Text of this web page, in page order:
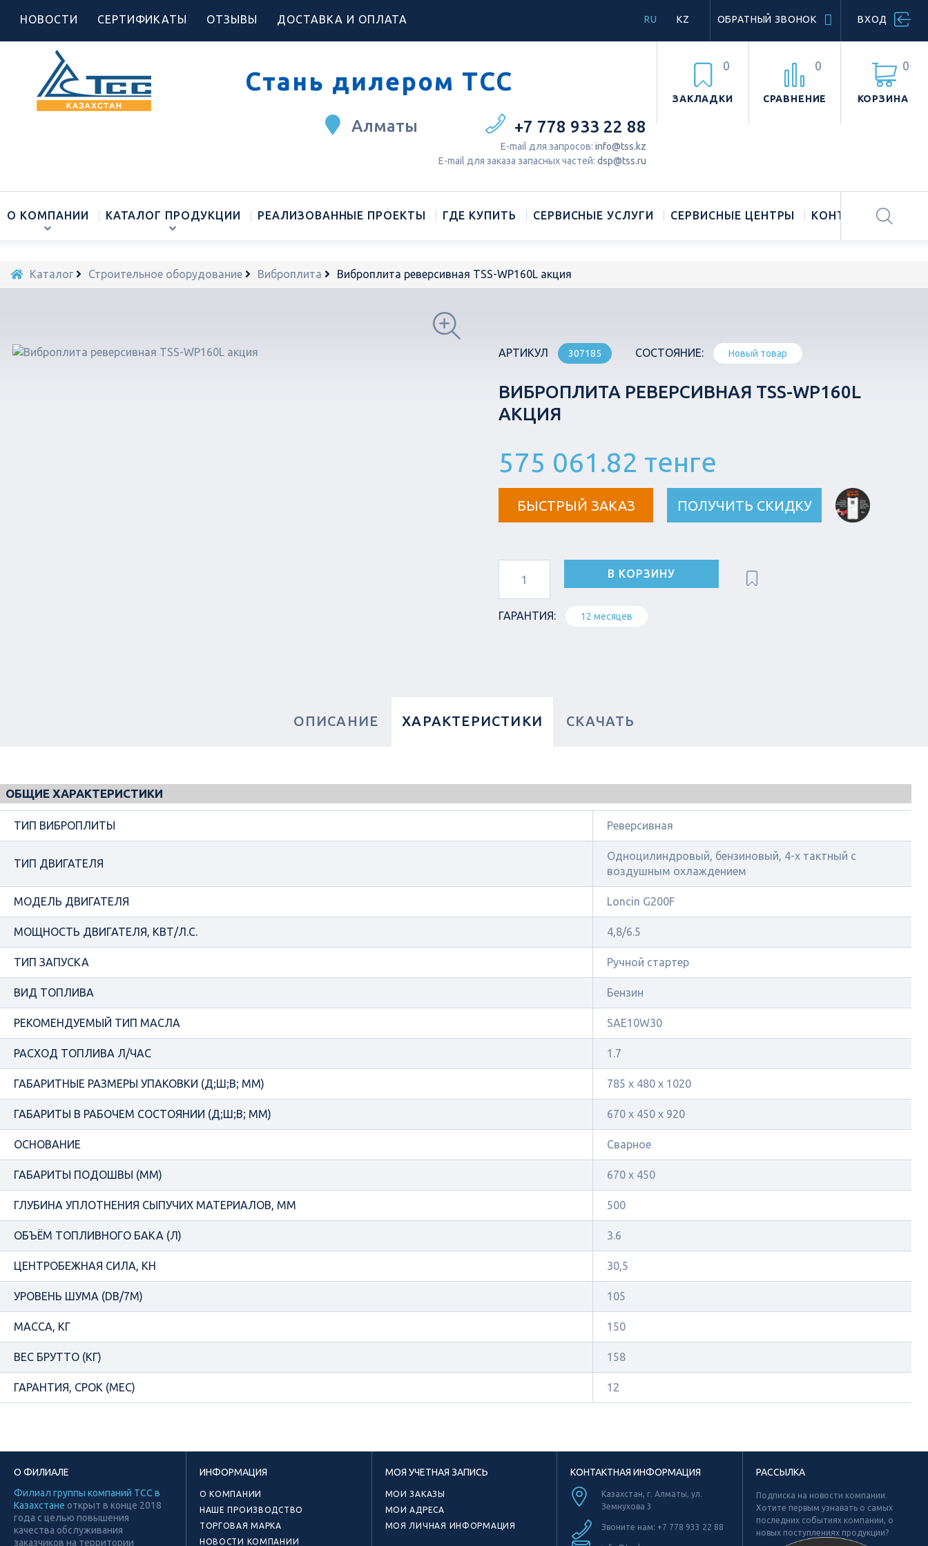
НОВОСТИ СЕРТИФИКАТЫ ОТЗЫВЫ ДОСТАВКА И ОПЛАТА ВХОД
ОБРАТНЫЙ ЗВОНОК
RU KZ
Стань дилером ТСС
КОРЗИНА
0
ЗАКЛАДКИ
0
СРАВНЕНИЕ
0
+7 778 933 22 88
Е-mail для запросов: info@tss.kz
Е-mail для заказа запасных частей: dsp@tss.ru
Алматы
О КОМПАНИИ КАТАЛОГ ПРОДУКЦИИ РЕАЛИЗОВАННЫЕ ПРОЕКТЫ ГДЕ КУПИТЬ СЕРВИСНЫЕ УСЛУГИ СЕРВИСНЫЕ ЦЕНТРЫ КОНТАКТЫ
Каталог Строительное оборудование Виброплита Виброплита реверсивная TSS-WP160L акция
АРТИКУЛ 307185 СОСТОЯНИЕ: Новый товар
ВИБРОПЛИТА РЕВЕРСИВНАЯ TSS-WP160L
АКЦИЯ
575 061.82 тенге
БЫСТРЫЙ ЗАКАЗ ПОЛУЧИТЬ СКИДКУ
В КОРЗИНУ
ГАРАНТИЯ: 12 месяцев
ОПИСАНИЕ ХАРАКТЕРИСТИКИ СКАЧАТЬ
ОБЩИЕ ХАРАКТЕРИСТИКИ
ТИП ВИБРОПЛИТЫ Реверсивная
ТИП ДВИГАТЕЛЯ
Одноцилиндровый, бензиновый, 4-х тактный с
воздушным охлаждением
МОДЕЛЬ ДВИГАТЕЛЯ Loncin G200F
МОЩНОСТЬ ДВИГАТЕЛЯ, КВТ/Л.С. 4,8/6.5
ТИП ЗАПУСКА Ручной стартер
ВИД ТОПЛИВА Бензин
РЕКОМЕНДУЕМЫЙ ТИП МАСЛА SAE10W30
РАСХОД ТОПЛИВА Л/ЧАС 1.7
ГАБАРИТНЫЕ РАЗМЕРЫ УПАКОВКИ (Д;Ш;В; ММ) 785 х 480 х 1020
ГАБАРИТЫ В РАБОЧЕМ СОСТОЯНИИ (Д;Ш;В; ММ) 670 х 450 x 920
ОСНОВАНИЕ Сварное
ГАБАРИТЫ ПОДОШВЫ (ММ) 670 х 450
ГЛУБИНА УПЛОТНЕНИЯ СЫПУЧИХ МАТЕРИАЛОВ, ММ 500
ОБЪЁМ ТОПЛИВНОГО БАКА (Л) 3.6
ЦЕНТРОБЕЖНАЯ СИЛА, КН 30,5
УРОВЕНЬ ШУМА (DB/7М) 105
МАССА, КГ 150
ВЕС БРУТТО (КГ) 158
ГАРАНТИЯ, СРОК (МЕС) 12
О ФИЛИАЛЕ
Филиал группы компаний ТСС в
Казахстане открыт в конце 2018
года с целью повышения
качества обслуживания
заказчиков на территории
ИНФОРМАЦИЯ
О КОМПАНИИ
НАШЕ ПРОИЗВОДСТВО
ТОРГОВАЯ МАРКА
НОВОСТИ КОМПАНИИ
МОЯ УЧЕТНАЯ ЗАПИСЬ
МОИ ЗАКАЗЫ
МОИ АДРЕСА
МОЯ ЛИЧНАЯ ИНФОРМАЦИЯ
КОНТАКТНАЯ ИНФОРМАЦИЯ
Казахстан, г. Алматы, ул.
Земнухова 3
Звоните нам: +7 778 933 22 88
РАССЫЛКА
Подписка на новости компании.
Хотите первым узнавать о самых
последних событиях компании, о
новых поступлениях продукции?